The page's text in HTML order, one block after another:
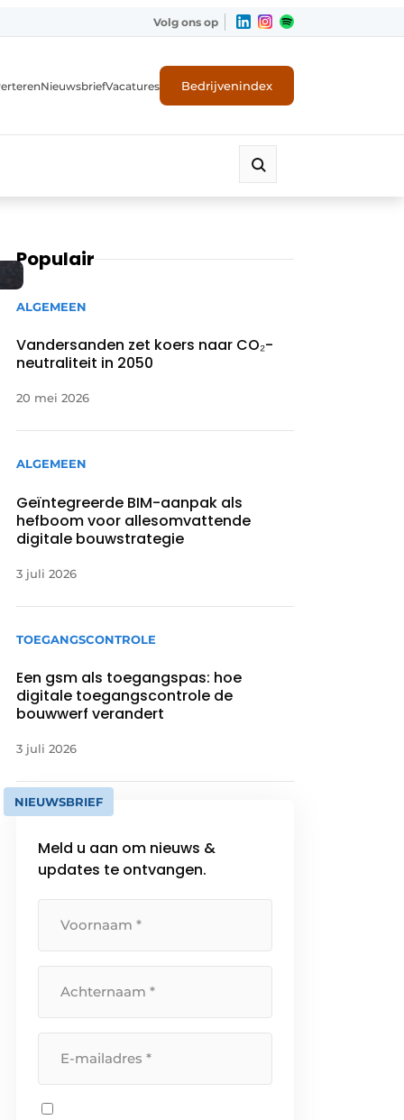
Volg ons op
NieuwsbriefVacatures Bedrijvenindex
Populair
ALGEMEEN
Vandersanden zet koers naar CO₂-
neutraliteit in 2050
20 mei 2026
ALGEMEEN
Geïntegreerde BIM-aanpak als
hefboom voor allesomvattende
digitale bouwstrategie
3 juli 2026
TOEGANGSCONTROLE
Een gsm als toegangspas: hoe
digitale toegangscontrole de
bouwwerf verandert
3 juli 2026
NIEUWSBRIEF
Meld u aan om nieuws &
updates te ontvangen.